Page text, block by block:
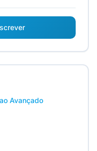
Avançado